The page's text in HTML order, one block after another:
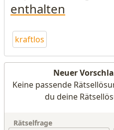
enthalten
kraftlos
Neuer
Keine passende
du deine
Rätselfrage